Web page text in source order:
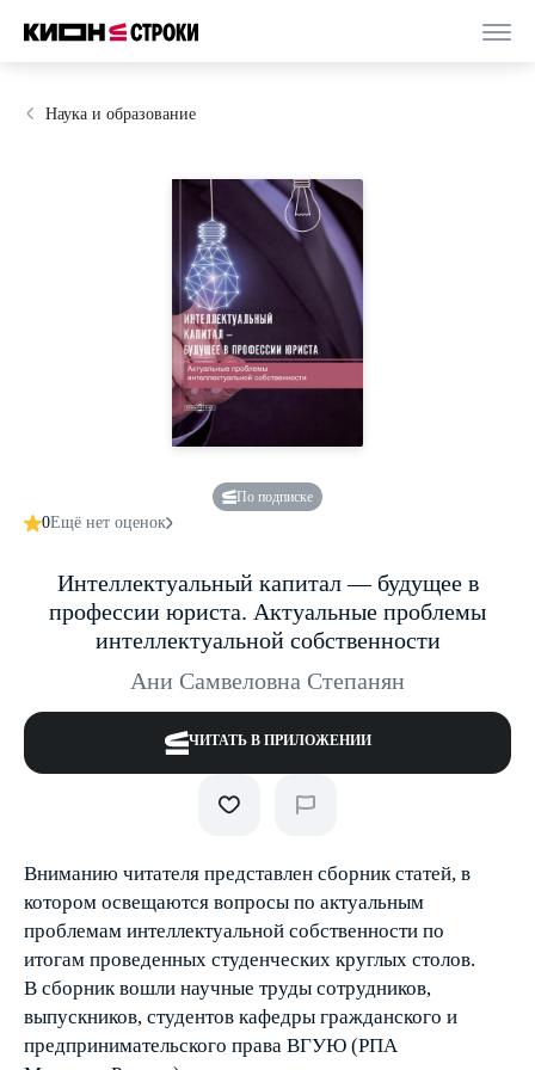
Наука и образование
По подписке
0Ещё нет оценок
Интеллектуальный капитал — будущее в
профессии юриста. Актуальные проблемы
интеллектуальной собственности
Ани Самвеловна Степанян
ЧИТАТЬ В ПРИЛОЖЕНИИ
Вниманию читателя представлен сборник статей, в
котором освещаются вопросы по актуальным
проблемам интеллектуальной собственности по
итогам проведенных студенческих круглых столов.
В сборник вошли научные труды сотрудников,
выпускников, студентов кафедры гражданского и
предпринимательского права ВГУЮ (РПА